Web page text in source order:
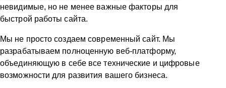
невидимые, но не менее важные факторы для
быстрой работы сайта.
Мы не просто создаем современный сайт. Мы
разрабатываем полноценную веб-платформу,
объединяющую в себе все технические и цифровые
возможности для развития вашего бизнеса.